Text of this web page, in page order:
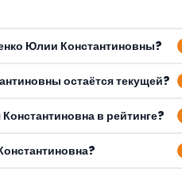
Юлии Константиновны?
остаётся текущей?
в рейтинге?